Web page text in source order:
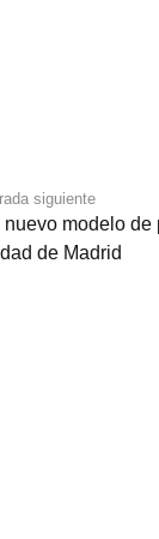
siguiente
nuevo modelo de
de Madrid